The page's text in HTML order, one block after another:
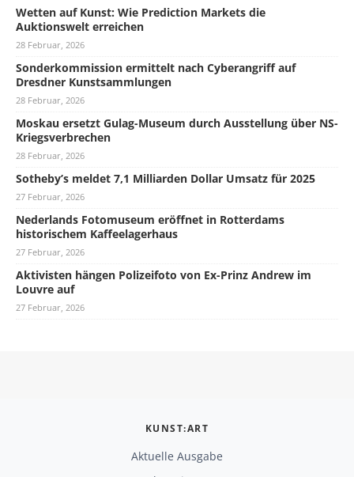
Wetten auf Kunst: Wie Prediction Markets die
Auktionswelt erreichen
28 Februar, 2026
Sonderkommission ermittelt nach Cyberangriff auf
Dresdner Kunstsammlungen
28 Februar, 2026
Moskau ersetzt Gulag-Museum durch Ausstellung über NS-
Kriegsverbrechen
28 Februar, 2026
Sotheby’s meldet 7,1 Milliarden Dollar Umsatz für 2025
27 Februar, 2026
Nederlands Fotomuseum eröffnet in Rotterdams
historischem Kaffeelagerhaus
27 Februar, 2026
Aktivisten hängen Polizeifoto von Ex-Prinz Andrew im
Louvre auf
27 Februar, 2026
KUNST:ART
Aktuelle Ausgabe